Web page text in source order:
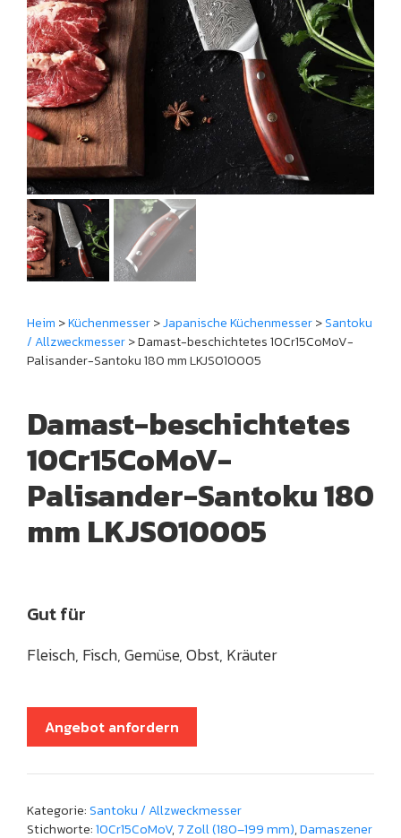
Heim >Küchenmesser>Japanische Küchenmesser>Santoku
/ Allzweckmesser> Damast-beschichtetes 10Cr15CoMoV-
Palisander-Santoku 180 mm LKJSO10005
Damast-beschichtetes
10Cr15CoMoV-
Palisander-Santoku 180
mm LKJSO10005
Gut für
Fleisch, Fisch, Gemüse, Obst, Kräuter
Angebot anfordern
Kategorie:Santoku / Allzweckmesser
Stichworte:10Cr15CoMoV, 7 Zoll (180–199 mm),Damaszener